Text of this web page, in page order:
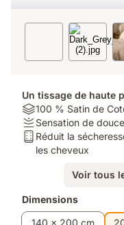
Un tissage de haute
Material:
100
%
Satin
fils
100 % Satin de
Firmness:
Sensation
ultime
Sensation de
Type
sécheresse
de
Réduit la
les cheveux
Voir tous
Produits
supplémentaires
Dimensions
140 x 200 cm